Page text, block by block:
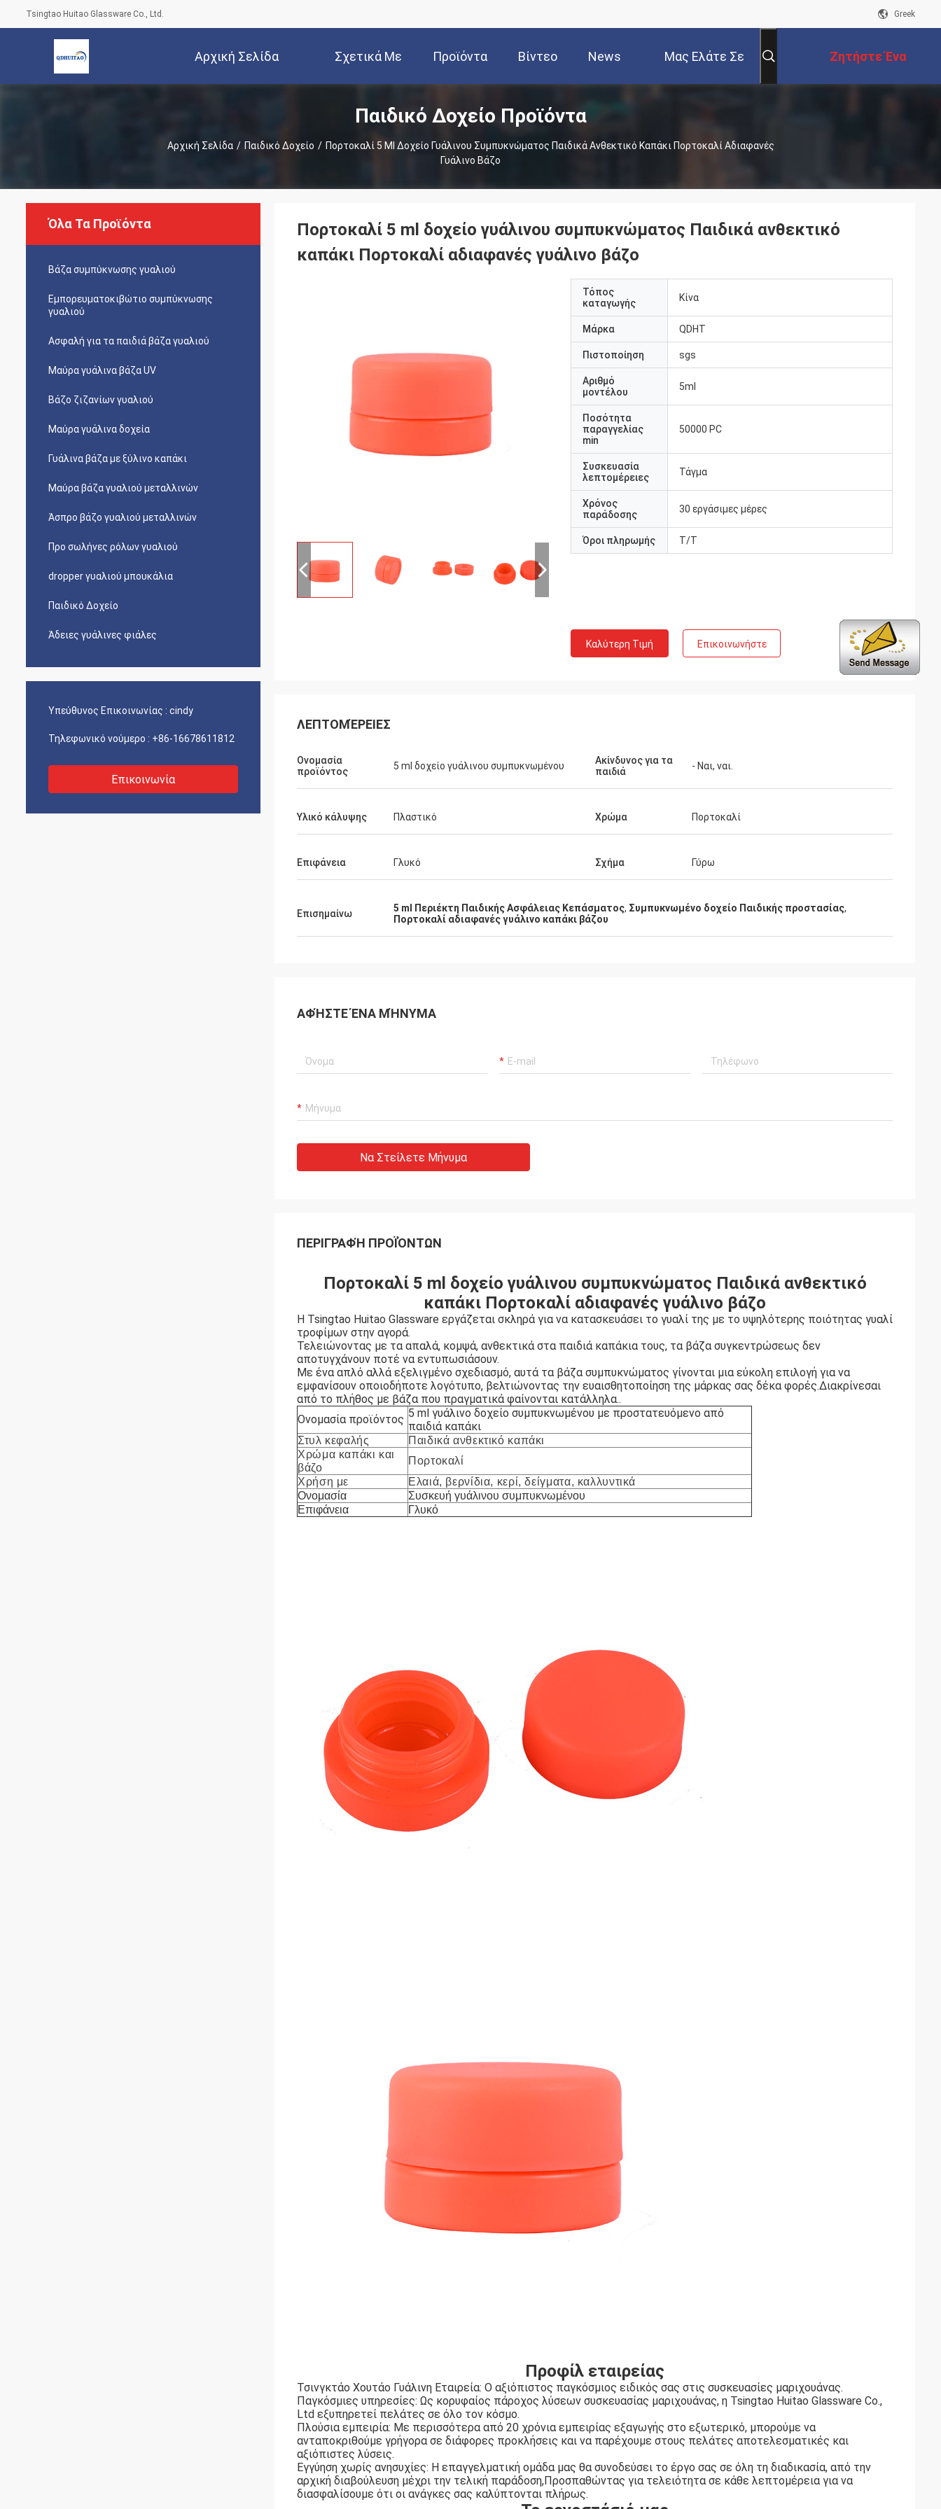
Tsingtao Huitao Glassware Co., Ltd. Greek
Αρχική Σελίδα Σχετικά Με
Εμάς
Προϊόντα Βίντεο News Μας Ελάτε Σε Ζητήστε Ένα
Απόσπασμα
Παιδικό Δοχείο Προϊόντα
Αρχική Σελίδα / Παιδικό Δοχείο / Πορτοκαλί 5 Ml Δοχείο Γυάλινου Συμπυκνώματος Παιδικά Ανθεκτικό Καπάκι Πορτοκαλί Αδιαφανές
Γυάλινο Βάζο
Όλα Τα Προϊόντα
Βάζα συμπύκνωσης γυαλιού
Εμπορευματοκιβώτιο συμπύκνωσης
γυαλιού
Ασφαλή για τα παιδιά βάζα γυαλιού
Μαύρα γυάλινα βάζα UV
Βάζο ζιζανίων γυαλιού
Μαύρα γυάλινα δοχεία
Γυάλινα βάζα με ξύλινο καπάκι
Μαύρα βάζα γυαλιού μεταλλινών
Άσπρο βάζο γυαλιού μεταλλινών
Προ σωλήνες ρόλων γυαλιού
dropper γυαλιού μπουκάλια
Παιδικό Δοχείο
Άδειες γυάλινες φιάλες
Υπεύθυνος Επικοινωνίας : cindy
Τηλεφωνικό νούμερο : +86-16678611812
Επικοινωνία
Πορτοκαλί 5 ml δοχείο γυάλινου συμπυκνώματος Παιδικά ανθεκτικό
καπάκι Πορτοκαλί αδιαφανές γυάλινο βάζο
Τόπος
καταγωγής
Κίνα
Μάρκα QDHT
Πιστοποίηση sgs
Αριθμό
μοντέλου
5ml
Ποσότητα
παραγγελίας
min
50000 PC
Συσκευασία
λεπτομέρειες
Τάγμα
Χρόνος
παράδοσης
30 εργάσιμες μέρες
Όροι πληρωμής Τ/Τ
Καλύτερη Τιμή Επικοινωνήστε
ΛΕΠΤΟΜΈΡΕΙΕΣ
Ονομασία
προϊόντος
5 ml δοχείο γυάλινου συμπυκνωμένου
Ακίνδυνος για τα
παιδιά
- Ναι, ναι.
Υλικό κάλυψης Πλαστικό Χρώμα Πορτοκαλί
Επιφάνεια Γλυκό Σχήμα Γύρω
Επισημαίνω 5 ml Περιέκτη Παιδικής Ασφάλειας Κεπάσματος, Συμπυκνωμένο δοχείο Παιδικής προστασίας,
Πορτοκαλί αδιαφανές γυάλινο καπάκι βάζου
ΑΦΉΣΤΕ ΈΝΑ ΜΉΝΥΜΑ
Να Στείλετε Μήνυμα
ΠΕΡΙΓΡΑΦΉ ΠΡΟΪΌΝΤΩΝ
Πορτοκαλί 5 ml δοχείο γυάλινου συμπυκνώματος Παιδικά ανθεκτικό
καπάκι Πορτοκαλί αδιαφανές γυάλινο βάζο
Η Tsingtao Huitao Glassware εργάζεται σκληρά για να κατασκευάσει το γυαλί της με το υψηλότερης ποιότητας γυαλί
τροφίμων στην αγορά.
Τελειώνοντας με τα απαλά, κομψά, ανθεκτικά στα παιδιά καπάκια τους, τα βάζα συγκεντρώσεως δεν
αποτυγχάνουν ποτέ να εντυπωσιάσουν.
Με ένα απλό αλλά εξελιγμένο σχεδιασμό, αυτά τα βάζα συμπυκνώματος γίνονται μια εύκολη επιλογή για να
εμφανίσουν οποιοδήποτε λογότυπο, βελτιώνοντας την ευαισθητοποίηση της μάρκας σας δέκα φορές.Διακρίνεσαι
από το πλήθος με βάζα που πραγματικά φαίνονται κατάλληλα..
Ονομασία προϊόντος 5 ml γυάλινο δοχείο συμπυκνωμένου με προστατευόμενο από
παιδιά καπάκι
Στυλ κεφαλής
Παιδικά ανθεκτικό καπάκι
Χρώμα καπάκι και
βάζο
Πορτοκαλί
Χρήση με
Ελαιά, βερνίδια, κερί, δείγματα, καλλυντικά
Ονομασία
Συσκευή γυάλινου συμπυκνωμένου
Επιφάνεια
Γλυκό
Προφίλ εταιρείας
Τσινγκτάο Χουτάο Γυάλινη Εταιρεία: Ο αξιόπιστος παγκόσμιος ειδικός σας στις συσκευασίες μαριχουάνας.
Παγκόσμιες υπηρεσίες: Ως κορυφαίος πάροχος λύσεων συσκευασίας μαριχουάνας, η Tsingtao Huitao Glassware Co.,
Ltd εξυπηρετεί πελάτες σε όλο τον κόσμο.
Πλούσια εμπειρία: Με περισσότερα από 20 χρόνια εμπειρίας εξαγωγής στο εξωτερικό, μπορούμε να
ανταποκριθούμε γρήγορα σε διάφορες προκλήσεις και να παρέχουμε στους πελάτες αποτελεσματικές και
αξιόπιστες λύσεις.
Εγγύηση χωρίς ανησυχίες: Η επαγγελματική ομάδα μας θα συνοδεύσει το έργο σας σε όλη τη διαδικασία, από την
αρχική διαβούλευση μέχρι την τελική παράδοση,Προσπαθώντας για τελειότητα σε κάθε λεπτομέρεια για να
διασφαλίσουμε ότι οι ανάγκες σας καλύπτονται πλήρως.